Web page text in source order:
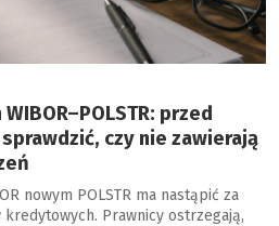
przed
czy nie zawierają
nowym POLSTR ma nastąpić za
Prawnicy ostrzegają,